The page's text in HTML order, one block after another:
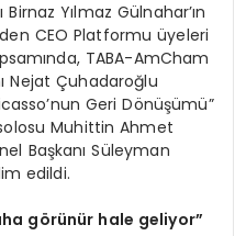
Yılmaz Gülnahar’ın
CEO Platformu üyeleri
TABA-AmCham
Nejat Çuhadaroğlu
Geri Dönüşümü”
Muhittin Ahmet
Başkanı Süleyman
edildi.
görünür hale geliyor”